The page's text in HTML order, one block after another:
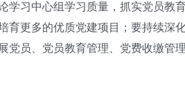
学习中心组学习质量，抓实党员
育更多的优质党建项目；要持续深
员、党员教育管理、党费收缴管